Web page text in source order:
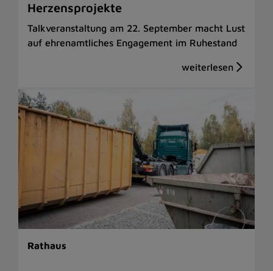
Herzensprojekte
Talkveranstaltung am 22. September macht Lust
auf ehrenamtliches Engagement im Ruhestand
Rathaus